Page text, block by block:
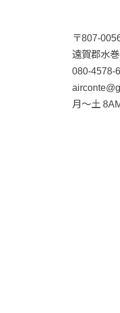
〒807-
遠賀郡水
080-4578-
月〜土